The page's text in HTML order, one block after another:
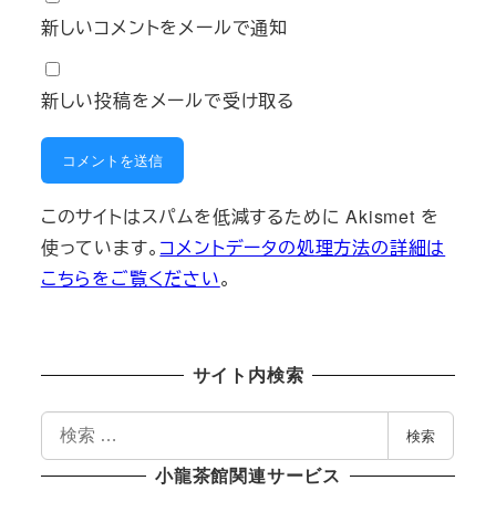
新しいコメントをメールで通知
新しい投稿をメールで受け取る
このサイトはスパムを低減するために Akismet を
使っています。 コメントデータの処理方法の詳細は
こちらをご覧ください。
サイト内検索
索
検索
小龍茶館関連サービス